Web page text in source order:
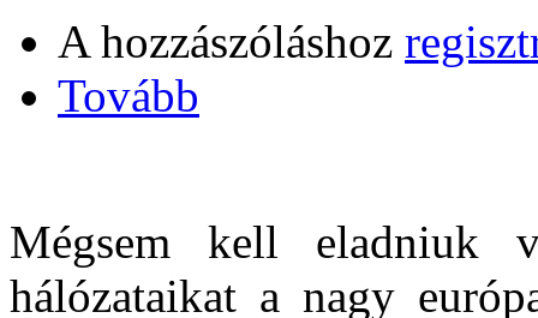
A hozzászóláshoz
Tovább
Mégsem kell eladniuk
hálózataikat a nagy